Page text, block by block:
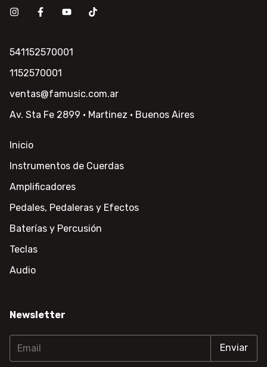
541152570001
1152570001
ventas@famusic.com.ar
Av. Sta Fe 2899 · Martinez · Buenos Aires
Inicio
Instrumentos de Cuerdas
Amplificadores
Pedales, Pedaleras y Efectos
Baterías y Percusión
Teclas
Audio
Newsletter